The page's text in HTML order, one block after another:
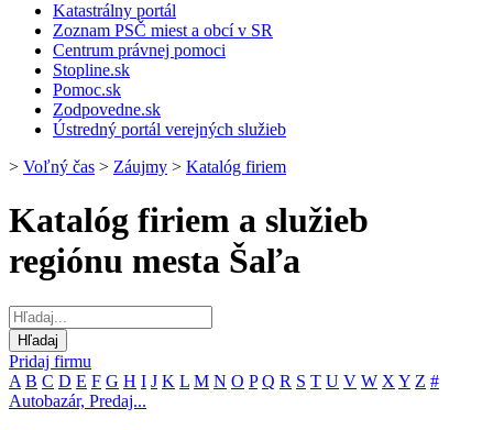
Katastrálny portál
Zoznam PSČ miest a obcí v SR
Centrum právnej pomoci
Stopline.sk
Pomoc.sk
Zodpovedne.sk
Ústredný portál verejných služieb
> Voľný čas > Záujmy > Katalóg firiem
Katalóg firiem a služieb
regiónu mesta Šaľa
Pridaj firmu
A B C D E F G H I J K L M N O P Q R S T U V W X Y Z #
Autobazár, Predaj...